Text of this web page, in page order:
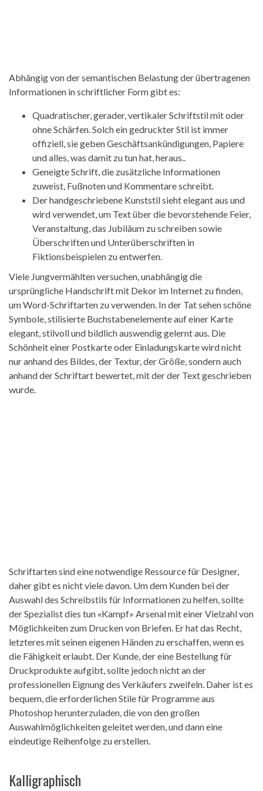
Abhängig von der semantischen Belastung der übertragenen
Informationen in schriftlicher Form gibt es:
Quadratischer, gerader, vertikaler Schriftstil mit oder
ohne Schärfen. Solch ein gedruckter Stil ist immer
offiziell, sie geben Geschäftsankündigungen, Papiere
und alles, was damit zu tun hat, heraus..
Geneigte Schrift, die zusätzliche Informationen
zuweist, Fußnoten und Kommentare schreibt.
Der handgeschriebene Kunststil sieht elegant aus und
wird verwendet, um Text über die bevorstehende Feier,
Veranstaltung, das Jubiläum zu schreiben sowie
Überschriften und Unterüberschriften in
Fiktionsbeispielen zu entwerfen.
Viele Jungvermählten versuchen, unabhängig die
ursprüngliche Handschrift mit Dekor im Internet zu finden,
um Word-Schriftarten zu verwenden. In der Tat sehen schöne
Symbole, stilisierte Buchstabenelemente auf einer Karte
elegant, stilvoll und bildlich auswendig gelernt aus. Die
Schönheit einer Postkarte oder Einladungskarte wird nicht
nur anhand des Bildes, der Textur, der Größe, sondern auch
anhand der Schriftart bewertet, mit der der Text geschrieben
wurde.
Schriftarten sind eine notwendige Ressource für Designer,
daher gibt es nicht viele davon. Um dem Kunden bei der
Auswahl des Schreibstils für Informationen zu helfen, sollte
der Spezialist dies tun «Kampf» Arsenal mit einer Vielzahl von
Möglichkeiten zum Drucken von Briefen. Er hat das Recht,
letzteres mit seinen eigenen Händen zu erschaffen, wenn es
die Fähigkeit erlaubt. Der Kunde, der eine Bestellung für
Druckprodukte aufgibt, sollte jedoch nicht an der
professionellen Eignung des Verkäufers zweifeln. Daher ist es
bequem, die erforderlichen Stile für Programme aus
Photoshop herunterzuladen, die von den großen
Auswahlmöglichkeiten geleitet werden, und dann eine
eindeutige Reihenfolge zu erstellen.
Kalligraphisch